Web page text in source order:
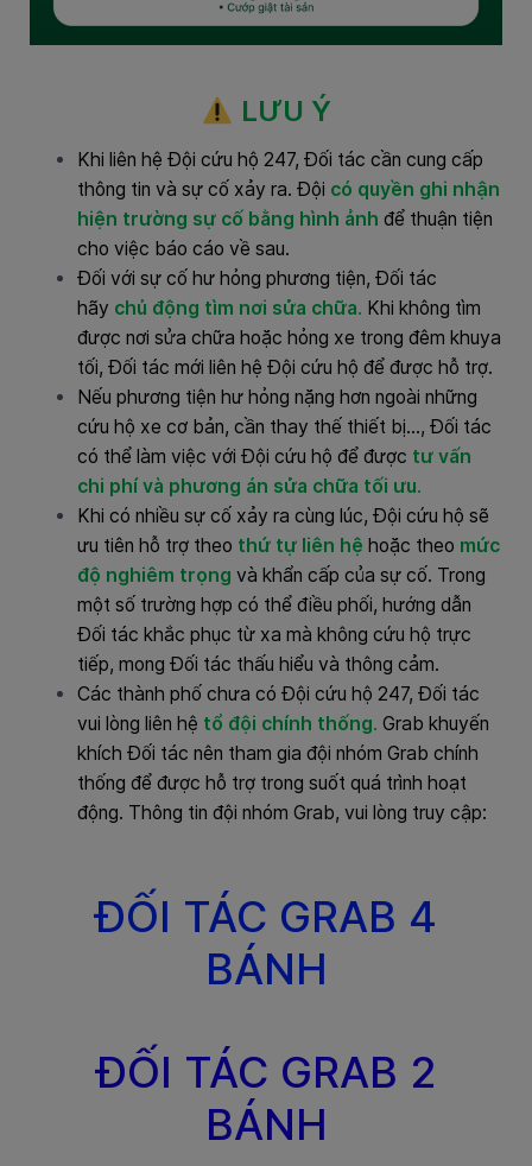
LƯU Ý
Khi liên hệ Đội cứu hộ 247, Đối tác cần cung cấp
thông tin và sự cố xảy ra. Đội có quyền ghi nhận
hiện trường sự cố bằng hình ảnh để thuận tiện
cho việc báo cáo về sau.
Đối với sự cố hư hỏng phương tiện, Đối tác
hãy chủ động tìm nơi sửa chữa. Khi không tìm
được nơi sửa chữa hoặc hỏng xe trong đêm khuya
tối, Đối tác mới liên hệ Đội cứu hộ để được hỗ trợ.
Nếu phương tiện hư hỏng nặng hơn ngoài những
cứu hộ xe cơ bản, cần thay thế thiết bị…, Đối tác
có thể làm việc với Đội cứu hộ để được tư vấn
chi phí và phương án sửa chữa tối ưu.
Khi có nhiều sự cố xảy ra cùng lúc, Đội cứu hộ sẽ
ưu tiên hỗ trợ theo thứ tự liên hệ hoặc theo mức
độ nghiêm trọng và khẩn cấp của sự cố. Trong
một số trường hợp có thể điều phối, hướng dẫn
Đối tác khắc phục từ xa mà không cứu hộ trực
tiếp, mong Đối tác thấu hiểu và thông cảm.
Các thành phố chưa có Đội cứu hộ 247, Đối tác
vui lòng liên hệ tổ đội chính thống. Grab khuyến
khích Đối tác nên tham gia đội nhóm Grab chính
thống để được hỗ trợ trong suốt quá trình hoạt
động. Thông tin đội nhóm Grab, vui lòng truy cập:
ĐỐI TÁC GRAB 4
BÁNH
ĐỐI TÁC GRAB 2
BÁNH